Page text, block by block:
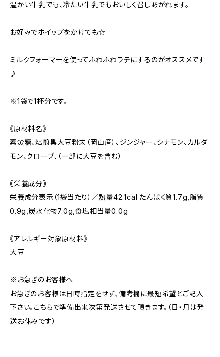
温かい牛乳でも、冷たい牛乳でもおいしく召しあがれます。
お好みでホイップをかけても☆
ミルクフォーマーを使ってふわふわラテにするのがオススメです
♪
※1袋で1杯分です。
《原材料名》
素焚糖、焙煎黒大豆粉末（岡山産）、ジンジャー、シナモン、カルダ
モン、クローブ、（一部に大豆を含む）
｟栄養成分｠
栄養成分表示（1袋当たり）／熱量42.1cal,たんぱく質1.7g,脂質
0.9g,炭水化物7.0g,食塩相当量0.0g
《アレルギー対象原材料》
大豆
※お急ぎのお客様へ
お急ぎのお客様は日時指定をせず、備考欄に最短希望とご記入
下さい。こちらで準備出来次第発送させて頂きます。（日・月は発
送お休みです）